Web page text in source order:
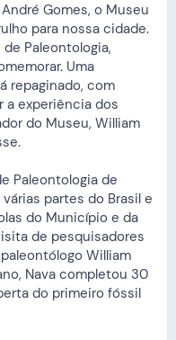
Gomes, o Museu
para nossa cidade.
Paleontologia,
Uma
repaginado, com
a experiência dos
do Museu, William
Paleontologia de
partes do Brasil e
do Município e da
de pesquisadores
William
Nava completou 30
do primeiro fóssil